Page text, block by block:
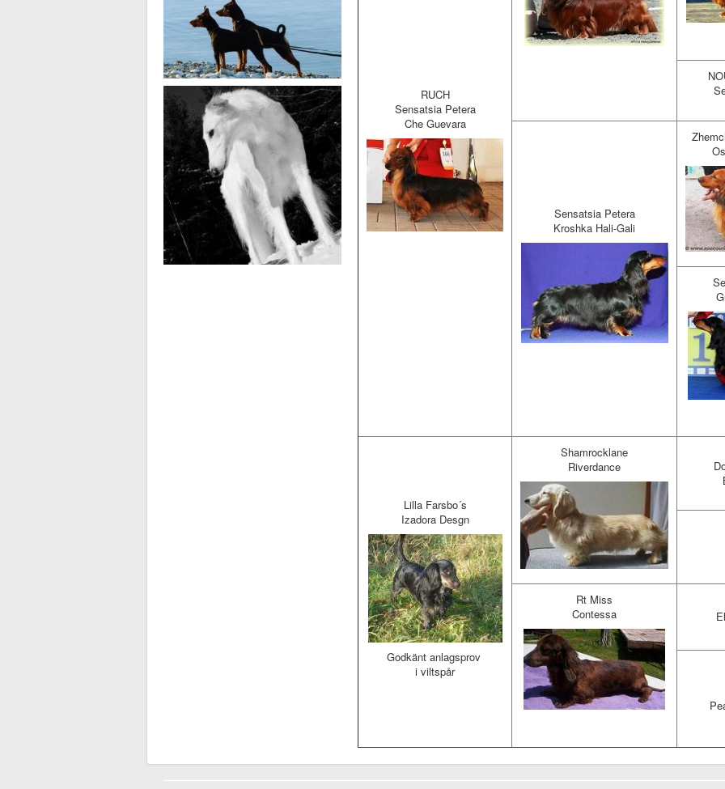
RUCH
Sensatsia Petera
Che Guevara
Sensatsia Petera
Kroshka Hali-Gali
Lilla Farsbo´s
Izadora Desgn
Godkänt anlagsprov
i viltspår
Shamrocklane
Riverdance
Rt Miss
Contessa